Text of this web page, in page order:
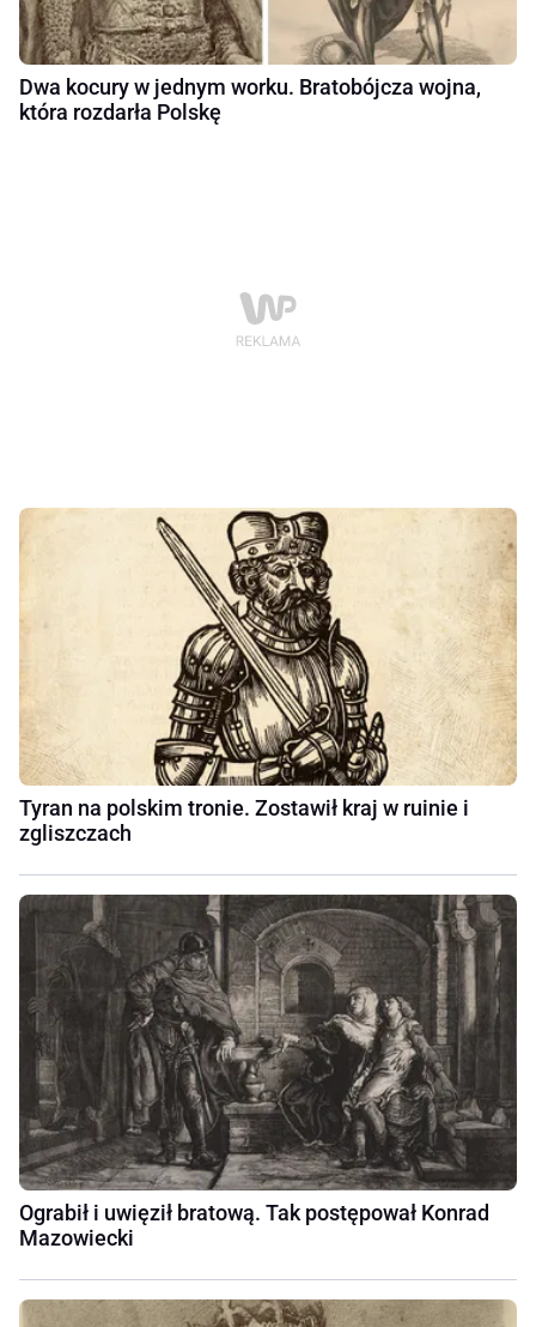
Dwa kocury w jednym worku. Bratobójcza wojna,
która rozdarła Polskę
Tyran na polskim tronie. Zostawił kraj w ruinie i
zgliszczach
Ograbił i uwięził bratową. Tak postępował Konrad
Mazowiecki